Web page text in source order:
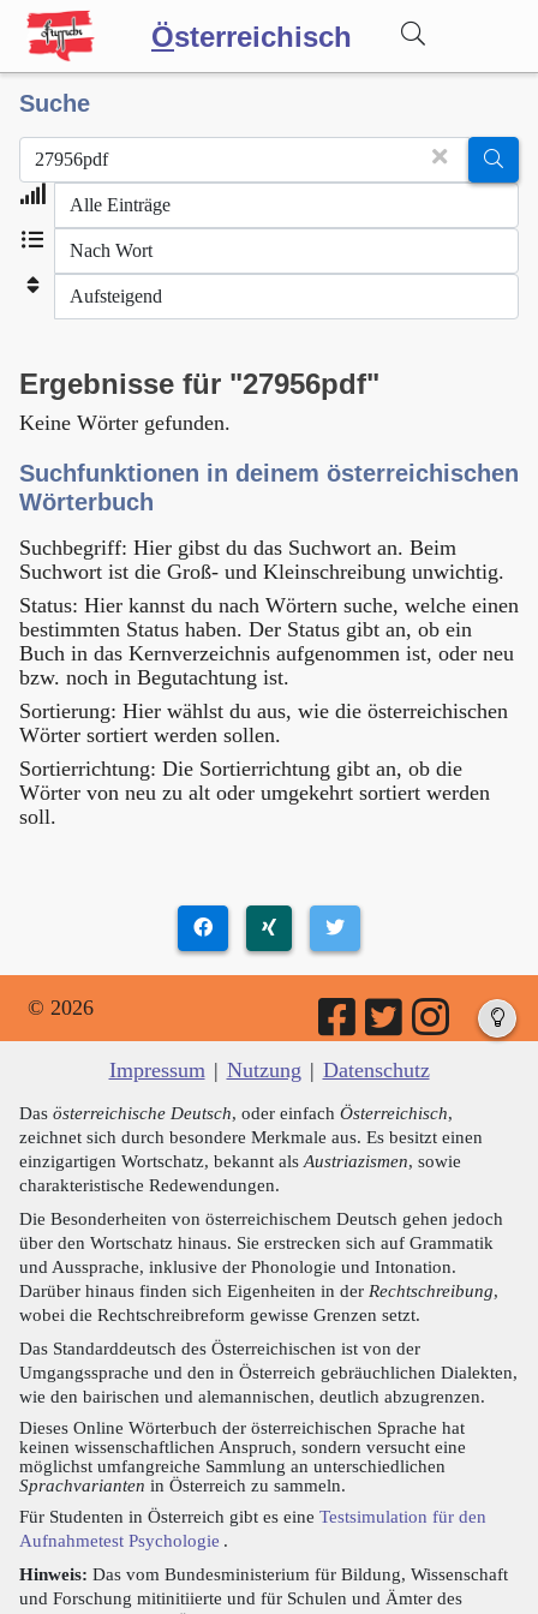
Österreichisch
Wörterbuch
Forum
Blog
Suche
Ergebnisse für "27956pdf"
Keine Wörter gefunden.
Suchfunktionen in deinem österreichischen
Wörterbuch
Suchbegriff: Hier gibst du das Suchwort an. Beim
Suchwort ist die Groß- und Kleinschreibung unwichtig.
Status: Hier kannst du nach Wörtern suche, welche einen
bestimmten Status haben. Der Status gibt an, ob ein
Buch in das Kernverzeichnis aufgenommen ist, oder neu
bzw. noch in Begutachtung ist.
Sortierung: Hier wählst du aus, wie die österreichischen
Wörter sortiert werden sollen.
Sortierrichtung: Die Sortierrichtung gibt an, ob die
Wörter von neu zu alt oder umgekehrt sortiert werden
soll.
© 2026
Impressum | Nutzung | Datenschutz
Das österreichische Deutsch, oder einfach Österreichisch,
zeichnet sich durch besondere Merkmale aus. Es besitzt einen
einzigartigen Wortschatz, bekannt als Austriazismen, sowie
charakteristische Redewendungen.
Die Besonderheiten von österreichischem Deutsch gehen jedoch
über den Wortschatz hinaus. Sie erstrecken sich auf Grammatik
und Aussprache, inklusive der Phonologie und Intonation.
Darüber hinaus finden sich Eigenheiten in der Rechtschreibung,
wobei die Rechtschreibreform gewisse Grenzen setzt.
Das Standarddeutsch des Österreichischen ist von der
Umgangssprache und den in Österreich gebräuchlichen Dialekten,
wie den bairischen und alemannischen, deutlich abzugrenzen.
Dieses Online Wörterbuch der österreichischen Sprache hat
keinen wissenschaftlichen Anspruch, sondern versucht eine
möglichst umfangreiche Sammlung an unterschiedlichen
Sprachvarianten in Österreich zu sammeln.
Für Studenten in Österreich gibt es eine Testsimulation für den
Aufnahmetest Psychologie .
Hinweis: Das vom Bundesministerium für Bildung, Wissenschaft
und Forschung mitinitiierte und für Schulen und Ämter des